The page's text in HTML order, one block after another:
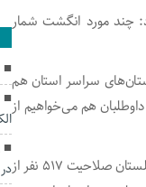
چند مورد انگشت شمار
سراسر استان هم
هم می‌خواهیم از
حمیدرضا بهمنی نژاد رئیس هیئت نظارت و بازرسی بر انتخابات گلستان گفت: در هیئت نظارت گلستان صلاحیت ۵۱۷ نفر از